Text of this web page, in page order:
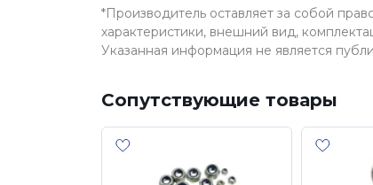
*Производитель оставляет за собой
характеристики, внешний вид,
Указанная информация не является
Сопутствующие товары